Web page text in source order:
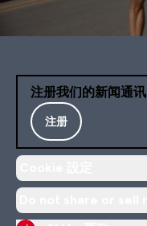
注册我们的新闻通讯
注册